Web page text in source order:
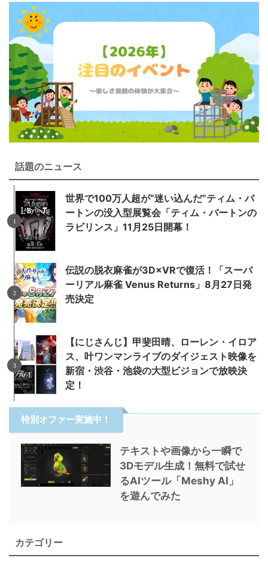
話題のニュース
世界で100万人超が“迷い込んだ”ティム・バ
ートンの没入型展覧会「ティム・バートンの
ラビリンス」11月25日開幕！
伝説の脱衣麻雀が3D×VRで復活！「スーパ
ーリアル麻雀 Venus Returns」8月27日発
売決定
【にじさんじ】甲斐田晴、ローレン・イロア
ス、叶ワンマンライブのダイジェスト映像を
新宿・渋谷・池袋の大型ビジョンで放映決
定！
特別オファー実施中！
テキストや画像から一瞬で
3Dモデル生成！無料で試せ
るAIツール「Meshy AI」
を遊んでみた
カテゴリー